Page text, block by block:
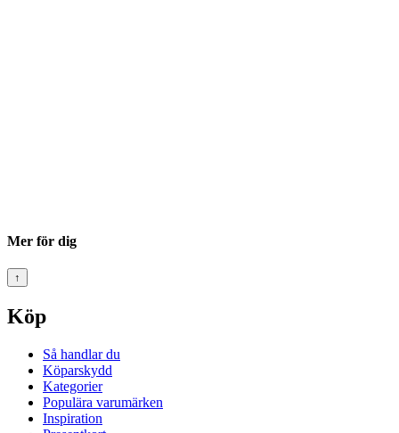
Mer för dig
↑
Köp
Så handlar du
Köparskydd
Kategorier
Populära varumärken
Inspiration